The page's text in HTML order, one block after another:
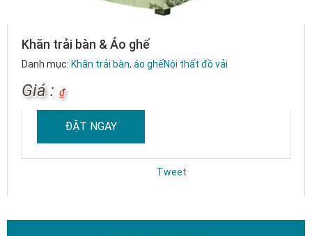
Khăn trải bàn & Áo ghế
Danh mục: Khăn trải bàn, áo ghếNội thất đồ vải
Giá : ₫
ĐẶT NGAY
Tweet